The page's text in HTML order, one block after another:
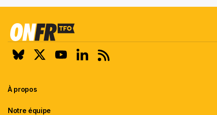
À propos
Notre équipe